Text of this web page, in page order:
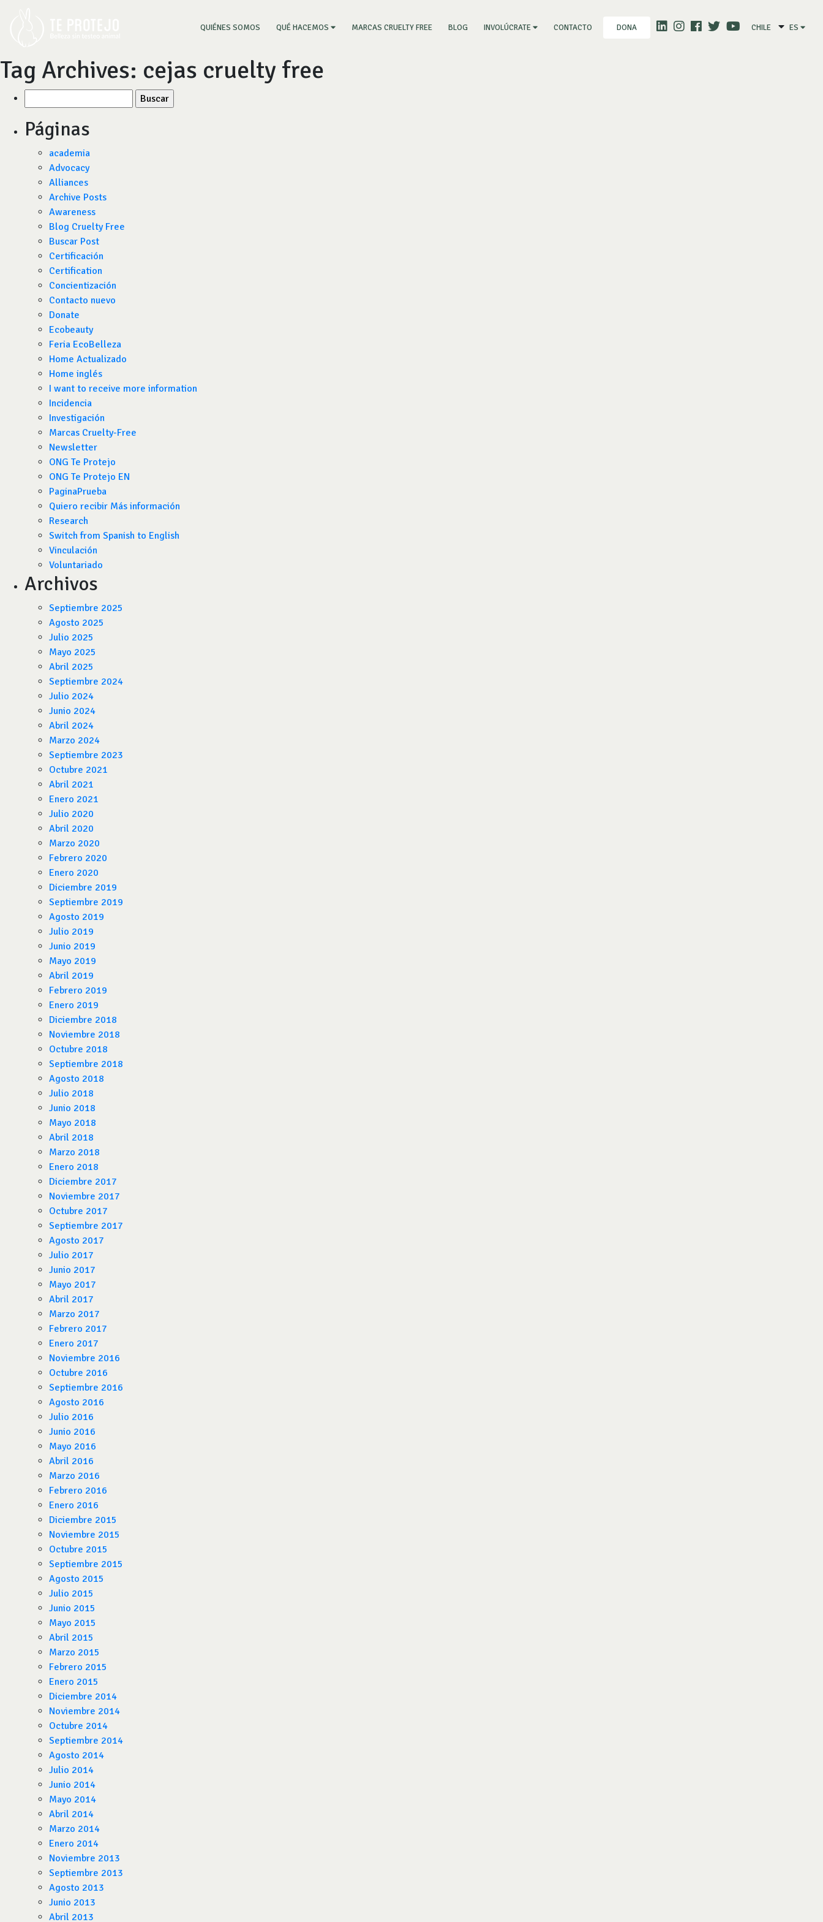
QUIÉNES SOMOS (CURRENT)
QUÉ HACEMOS MARCAS CRUELTY FREE BLOG INVOLÚCRATE CONTACTO DONA CHILE ES
Tag Archives: cejas cruelty free
por:
Páginas
academia
Advocacy
Alliances
Archive Posts
Awareness
Blog Cruelty Free
Buscar Post
Certificación
Certification
Concientización
Contacto nuevo
Donate
Ecobeauty
Feria EcoBelleza
Home Actualizado
Home inglés
I want to receive more information
Incidencia
Investigación
Marcas Cruelty-Free
Newsletter
ONG Te Protejo
ONG Te Protejo EN
PaginaPrueba
Quiero recibir Más información
Research
Switch from Spanish to English
Vinculación
Voluntariado
Archivos
Septiembre 2025
Agosto 2025
Julio 2025
Mayo 2025
Abril 2025
Septiembre 2024
Julio 2024
Junio 2024
Abril 2024
Marzo 2024
Septiembre 2023
Octubre 2021
Abril 2021
Enero 2021
Julio 2020
Abril 2020
Marzo 2020
Febrero 2020
Enero 2020
Diciembre 2019
Septiembre 2019
Agosto 2019
Julio 2019
Junio 2019
Mayo 2019
Abril 2019
Febrero 2019
Enero 2019
Diciembre 2018
Noviembre 2018
Octubre 2018
Septiembre 2018
Agosto 2018
Julio 2018
Junio 2018
Mayo 2018
Abril 2018
Marzo 2018
Enero 2018
Diciembre 2017
Noviembre 2017
Octubre 2017
Septiembre 2017
Agosto 2017
Julio 2017
Junio 2017
Mayo 2017
Abril 2017
Marzo 2017
Febrero 2017
Enero 2017
Noviembre 2016
Octubre 2016
Septiembre 2016
Agosto 2016
Julio 2016
Junio 2016
Mayo 2016
Abril 2016
Marzo 2016
Febrero 2016
Enero 2016
Diciembre 2015
Noviembre 2015
Octubre 2015
Septiembre 2015
Agosto 2015
Julio 2015
Junio 2015
Mayo 2015
Abril 2015
Marzo 2015
Febrero 2015
Enero 2015
Diciembre 2014
Noviembre 2014
Octubre 2014
Septiembre 2014
Agosto 2014
Julio 2014
Junio 2014
Mayo 2014
Abril 2014
Marzo 2014
Enero 2014
Noviembre 2013
Septiembre 2013
Agosto 2013
Junio 2013
Abril 2013